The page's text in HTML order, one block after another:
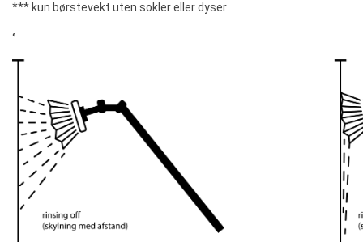
*** kun børstevekt uten sokler eller dyser
°